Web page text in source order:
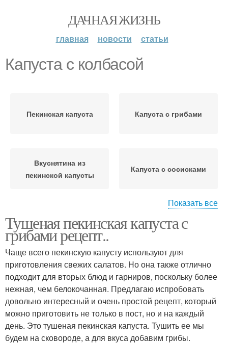
ДАЧНАЯ ЖИЗНЬ
главная новости статьи
Капуста с колбасой
Пекинская капуста Капуста с грибами
Вкуснятина из
пекинской капусты
Капуста с сосисками
Сосиски в капусте Капуста с яйцом
Капуста с курицей Капуста с мясом
Обычная капуста
Показать все
Тушеная пекинская капуста с
грибами рецепт..
Чаще всего пекинскую капусту используют для
приготовления свежих салатов. Но она также отлично
подходит для вторых блюд и гарниров, поскольку более
нежная, чем белокочанная. Предлагаю испробовать
довольно интересный и очень простой рецепт, который
можно приготовить не только в пост, но и на каждый
день. Это тушеная пекинская капуста. Тушить ее мы
будем на сковороде, а для вкуса добавим грибы.